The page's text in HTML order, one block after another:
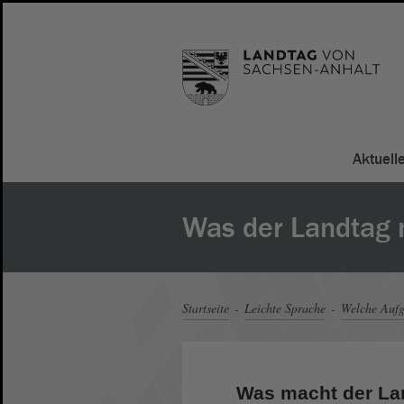
Was der Landtag
Startseite Leichte Sprache Welche
Was macht der